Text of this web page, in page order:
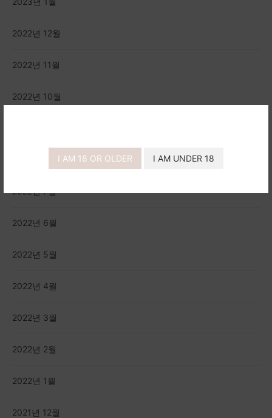
I AM 18 OR OLDER I AM UNDER 18
2022년 12월
2022년 11월
2022년 10월
2022년 7월
2022년 6월
2022년 5월
2022년 4월
2022년 3월
2022년 2월
2022년 1월
2021년 12월